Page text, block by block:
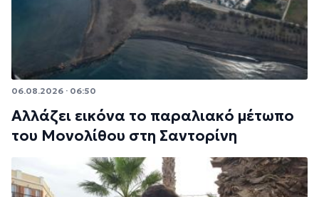
06.08.2026 · 06:50
Αλλάζει εικόνα το παραλιακό μέτωπο
του Μονολίθου στη Σαντορίνη